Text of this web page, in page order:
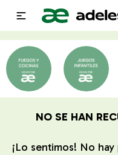

NO SE HAN
¡Lo sentimos! No